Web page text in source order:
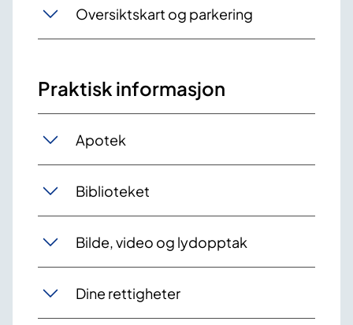
Oversiktskart og parkering
Praktisk informasjon
Apotek
Biblioteket
Bilde, video og lydopptak
Dine rettigheter